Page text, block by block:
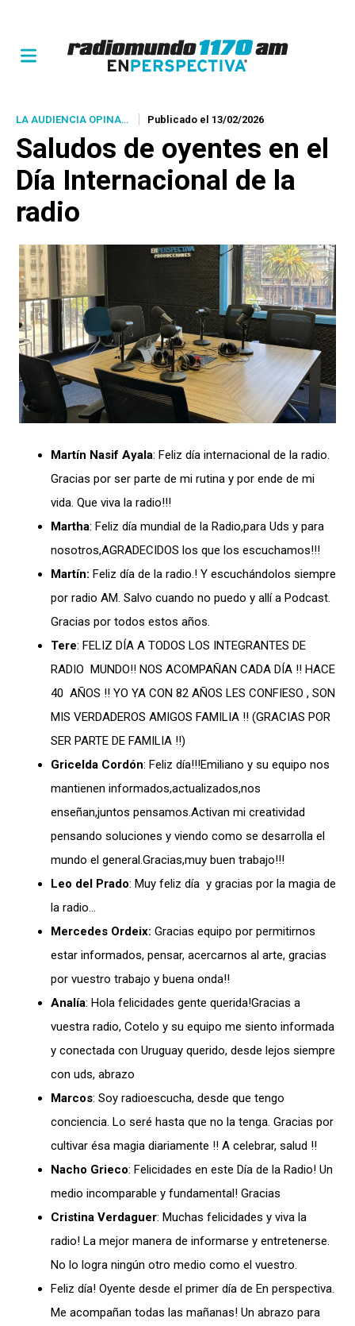
LA AUDIENCIA OPINA… Publicado el 13/02/2026
Saludos de oyentes en el
Día Internacional de la
radio
Martín Nasif Ayala: Feliz día internacional de la radio.
Gracias por ser parte de mi rutina y por ende de mi
vida. Que viva la radio!!!
Martha: Feliz día mundial de la Radio,para Uds y para
nosotros,AGRADECIDOS los que los escuchamos!!!
Martín: Feliz día de la radio.! Y escuchándolos siempre
por radio AM. Salvo cuando no puedo y allí a Podcast.
Gracias por todos estos años.
Tere: FELIZ DÍA A TODOS LOS INTEGRANTES DE
RADIO MUNDO!! NOS ACOMPAÑAN CADA DÍA !! HACE
40 AÑOS !! YO YA CON 82 AÑOS LES CONFIESO , SON
MIS VERDADEROS AMIGOS FAMILIA !! (GRACIAS POR
SER PARTE DE FAMILIA !!)
Gricelda Cordón: Feliz día!!!Emiliano y su equipo nos
mantienen informados,actualizados,nos
enseñan,juntos pensamos.Activan mi creatividad
pensando soluciones y viendo como se desarrolla el
mundo el general.Gracias,muy buen trabajo!!!
Leo del Prado: Muy feliz día y gracias por la magia de
la radio…
Mercedes Ordeix: Gracias equipo por permitirnos
estar informados, pensar, acercarnos al arte, gracias
por vuestro trabajo y buena onda!!
Analía: Hola felicidades gente querida!Gracias a
vuestra radio, Cotelo y su equipo me siento informada
y conectada con Uruguay querido, desde lejos siempre
con uds, abrazo
Marcos: Soy radioescucha, desde que tengo
conciencia. Lo seré hasta que no la tenga. Gracias por
cultivar ésa magia diariamente !! A celebrar, salud !!
Nacho Grieco: Felicidades en este Día de la Radio! Un
medio incomparable y fundamental! Gracias
Cristina Verdaguer: Muchas felicidades y viva la
radio! La mejor manera de informarse y entretenerse.
No lo logra ningún otro medio como el vuestro.
Feliz día! Oyente desde el primer día de En perspectiva.
Me acompañan todas las mañanas! Un abrazo para